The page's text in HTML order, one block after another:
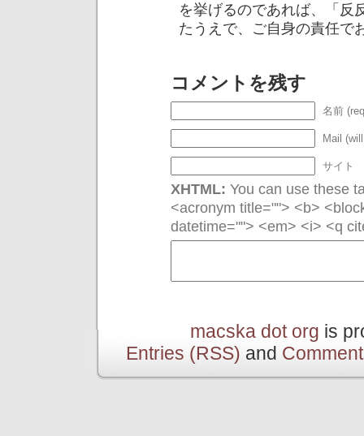
を挙げるのであれば、「反
たうえで、ご自身の責任で
コメントを残す
名前
Mail
サイト
XHTML: You can use these
<acronym title=""> <b>
datetime=""> <em> <i> <q
macska dot org is
Entries (RSS) and